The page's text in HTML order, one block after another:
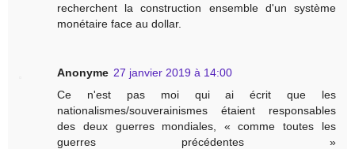
recherchent la construction ensemble d'un système
monétaire face au dollar.
Anonyme 27 janvier 2019 à 14:00
Ce n'est pas moi qui ai écrit que les
nationalismes/souverainismes étaient responsables
des deux guerres mondiales, « comme toutes les
guerres précédentes »